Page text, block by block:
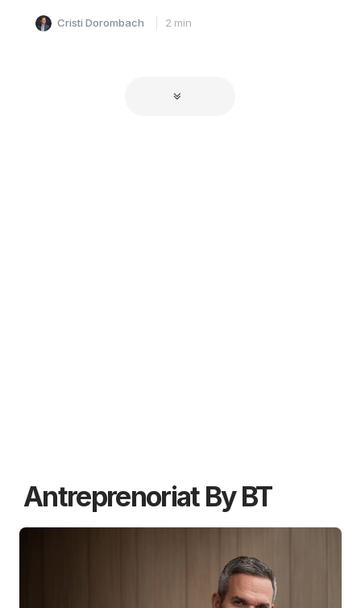
Cristi Dorombach 2 min
Antreprenoriat By BT